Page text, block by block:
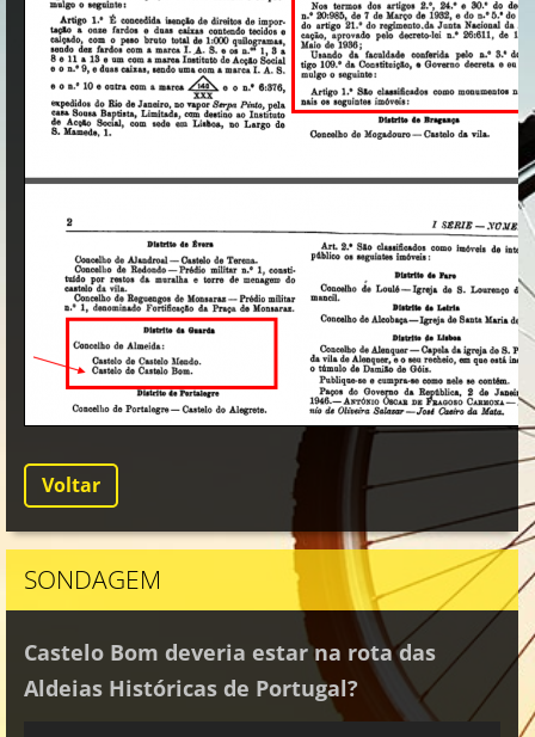
Voltar
SONDAGEM
Castelo Bom deveria estar na rota das
Aldeias Históricas de Portugal?